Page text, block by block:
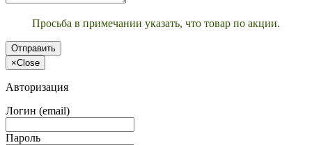
Просьба в примечании указать, что товар по акции.
Отправить
×Close
Авторизация
Логин (email)
Пароль